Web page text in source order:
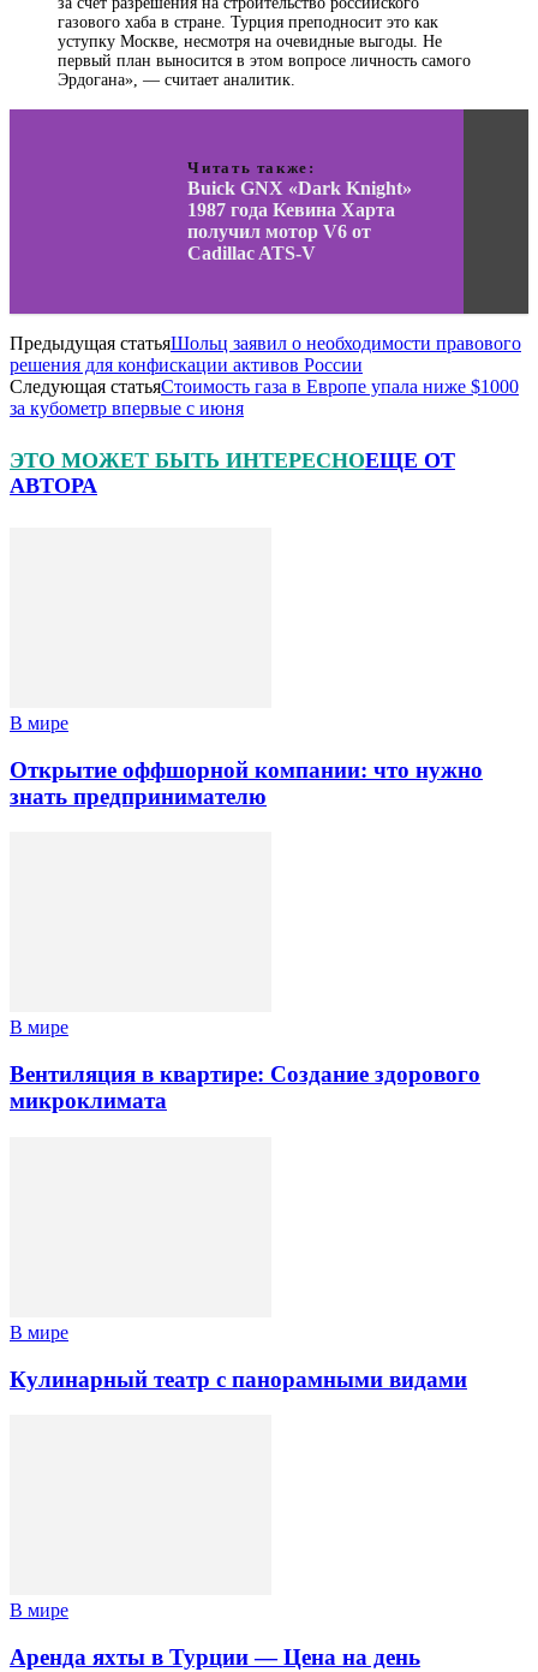
газового хаба в стране. Турция преподносит это как
уступку Москве, несмотря на очевидные выгоды. Не
первый план выносится в этом вопросе личность самого
Эрдогана», — считает аналитик.
Читать также:
Buick GNX «Dark Knight»
1987 года Кевина Харта
получил мотор V6 от
Cadillac ATS-V
Предыдущая статьяШольц заявил о необходимости правового
решения для конфискации активов России
Следующая статьяСтоимость газа в Европе упала ниже $1000
за кубометр впервые с июня
ЭТО МОЖЕТ БЫТЬ ИНТЕРЕСНОЕЩЕ ОТ
АВТОРА
В мире
Открытие оффшорной компании: что нужно
знать предпринимателю
В мире
Вентиляция в квартире: Создание здорового
микроклимата
В мире
Кулинарный театр с панорамными видами
В мире
Аренда яхты в Турции — Цена на день